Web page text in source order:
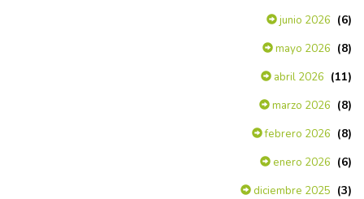
junio 2026 (6)
mayo 2026 (8)
abril 2026 (11)
marzo 2026 (8)
febrero 2026 (8)
enero 2026 (6)
diciembre 2025 (3)